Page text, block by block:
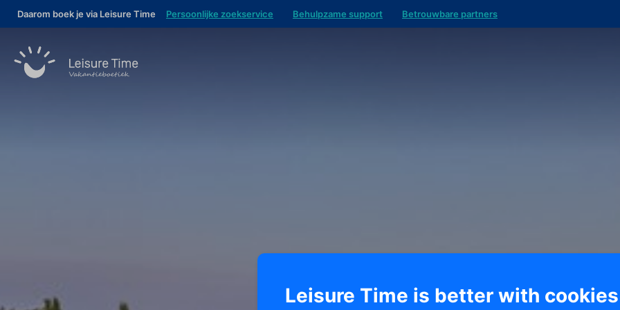
Daarom boek je via Leisure Time Persoonlijke zoekservice Behulpzame support Betrouwbare partners
Leisure Time is better with